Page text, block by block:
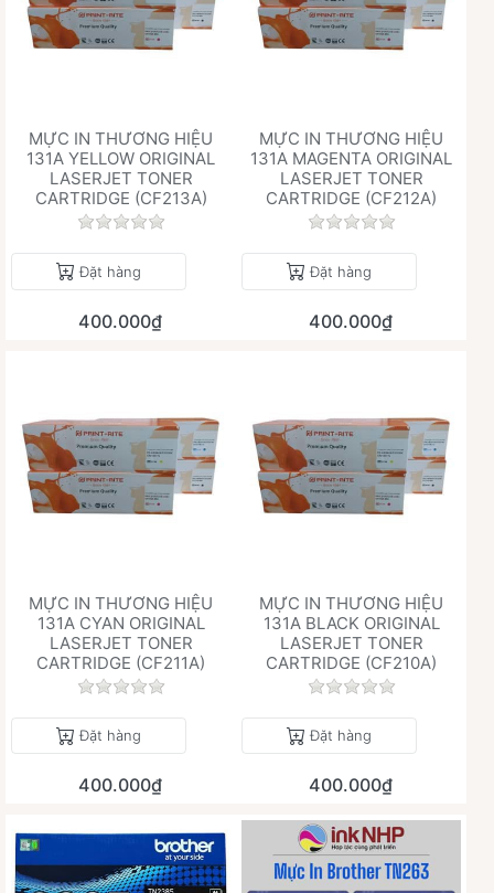
MỰC IN THƯƠNG HIỆU
131A YELLOW ORIGINAL
LASERJET TONER
CARTRIDGE (CF213A)
Chưa có đánh giá nào cho sản phẩm này.
Đặt hàng
400.000₫
MỰC IN THƯƠNG HIỆU
131A MAGENTA ORIGINAL
LASERJET TONER
CARTRIDGE (CF212A)
Chưa có đánh giá
Đặt hàng
400.000₫
MỰC IN THƯƠNG HIỆU
131A CYAN ORIGINAL
LASERJET TONER
CARTRIDGE (CF211A)
Chưa có đánh giá nào cho sản phẩm này.
Đặt hàng
400.000₫
MỰC IN THƯƠNG HIỆU
131A BLACK ORIGINAL
LASERJET TONER
CARTRIDGE (CF210A)
Chưa có đánh giá
Đặt hàng
400.000₫